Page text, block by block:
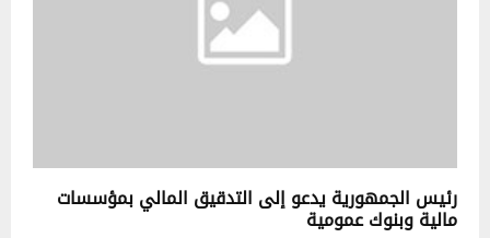
رئيس الجمهورية يدعو إلى التدقيق المالي بمؤسسات
مالية وبنوك عمومية